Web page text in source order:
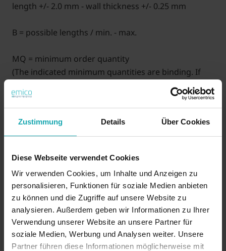
Zustimmung Details Über Cookies
Diese Webseite verwendet Cookies
Wir verwenden Cookies, um Inhalte und Anzeigen zu
personalisieren, Funktionen für soziale Medien anbieten
zu können und die Zugriffe auf unsere Website zu
analysieren. Außerdem geben wir Informationen zu Ihrer
Verwendung unserer Website an unsere Partner für
soziale Medien, Werbung und Analysen weiter. Unsere
Partner führen diese Informationen möglicherweise mit
length +/- 2.0 mm - wall thickness +/- 0.25 mm
B = possible lengths / min. - max.
MQ = minimum order quantity
(The indicated minimum quantities are binding. If
available from stock, also smaller quantities are
possible.)
XXX (B) = length in mm (price on request)
Example: Ø 10,0 length 10,0 = 1610100-010
35 YEARS of emico: Get an extra 3.5 % discount! (The
On demand